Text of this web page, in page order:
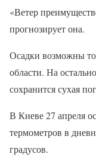
«Ветер
прогнозирует она.
Осадки возможны
области. На
сохранится сухая
В Киеве 27 апреля
термометров в
градусов.